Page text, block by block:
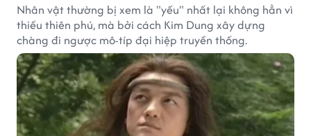
Nhân vật thường bị xem là "yếu" nhất lại không hẳn vì
thiếu thiên phú, mà bởi cách Kim Dung xây dựng
chàng đi ngược mô-típ đại hiệp truyền thống.